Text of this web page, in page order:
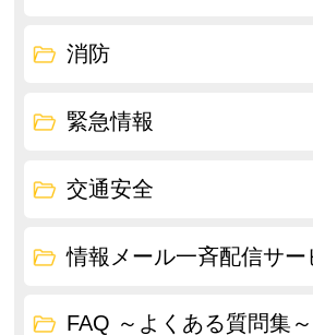
消防
緊急情報
交通安全
情報メール一斉配信サー
FAQ ～よくある質問集